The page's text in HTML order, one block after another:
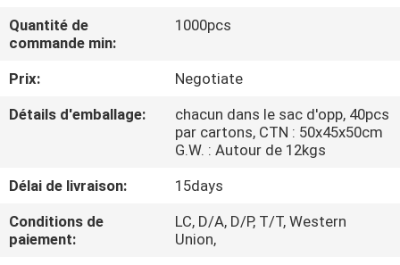
CONTRÔLE
DE
QUALITÉ
DU
Quantité de
commande min:
1000pcs
Prix:
Negotiate
Détails d'emballage:
chacun dans le sac d'opp, 40pcs
par cartons, CTN : 50x45x50cm
G.W. : Autour de 12kgs
Délai de livraison:
15days
Conditions de
paiement:
LC, D/A, D/P, T/T, Western
Union,